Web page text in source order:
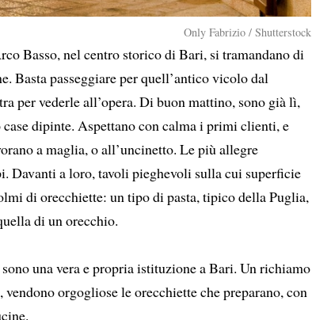
Only Fabrizio / Shutterstock
Basso, nel centro storico di Bari, si tramandano di
Basta passeggiare per quell’antico vicolo dal
per vederle all’opera. Di buon mattino, sono già lì,
dipinte. Aspettano con calma i primi clienti, e
a maglia, o all’uncinetto. Le più allegre
Davanti a loro, tavoli pieghevoli sulla cui superficie
di orecchiette: un tipo di pasta, tipico della Puglia,
di un orecchio.
una vera e propria istituzione a Bari. Un richiamo
orgogliose le orecchiette che preparano, con